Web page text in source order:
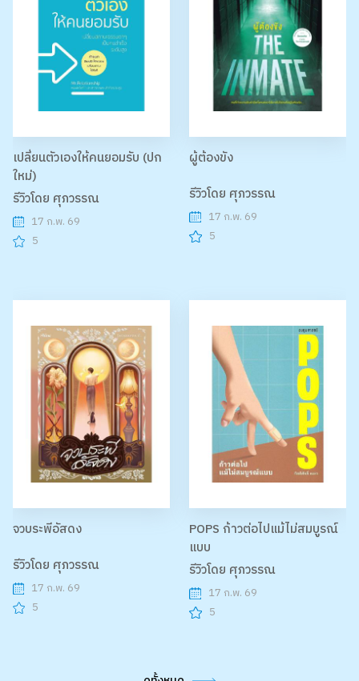
เปลี่ยนตัวเองให้คนยอมรับ (ปก
ใหม่)
รีวิวโดย ศุภวรรณ
17 ก.พ. 69
5
ผู้ต้องขัง
รีวิวโดย ศุภวรรณ
17 ก.พ. 69
5
จวบระพีอัสดง
รีวิวโดย ศุภวรรณ
17 ก.พ. 69
5
POPS ก้าวต่อไปแม้ไม่สมบูรณ์
แบบ
รีวิวโดย ศุภวรรณ
17 ก.พ. 69
5